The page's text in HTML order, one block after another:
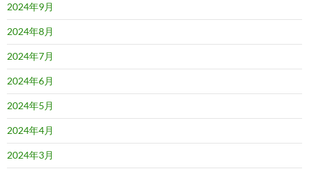
2024年9月
2024年8月
2024年7月
2024年6月
2024年5月
2024年4月
2024年3月